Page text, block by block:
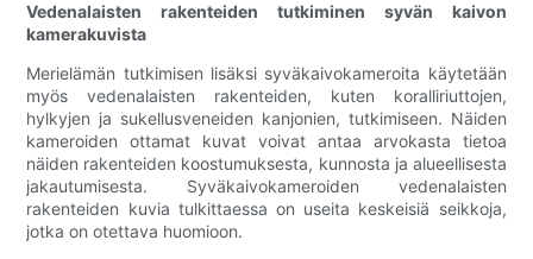
Vedenalaisten rakenteiden tutkiminen syvän kaivon
kamerakuvista
Merielämän tutkimisen lisäksi syväkaivokameroita käytetään
myös vedenalaisten rakenteiden, kuten koralliriuttojen,
hylkyjen ja sukellusveneiden kanjonien, tutkimiseen. Näiden
kameroiden ottamat kuvat voivat antaa arvokasta tietoa
näiden rakenteiden koostumuksesta, kunnosta ja alueellisesta
jakautumisesta. Syväkaivokameroiden vedenalaisten
rakenteiden kuvia tulkittaessa on useita keskeisiä seikkoja,
jotka on otettava huomioon.